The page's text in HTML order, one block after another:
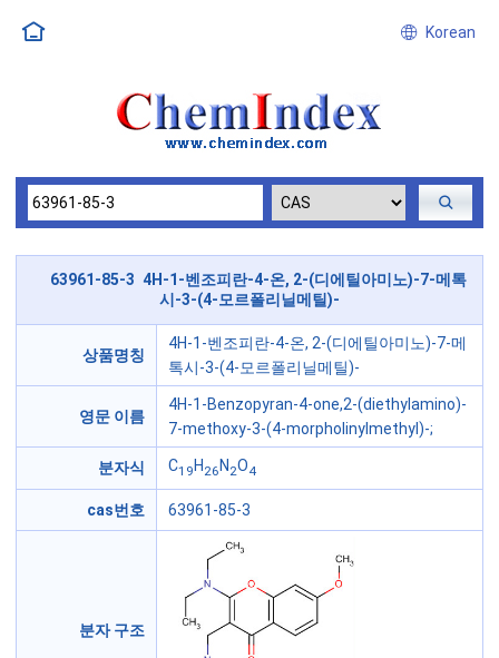
Korean
63961-85-3 4H-1-벤조피란-4-온, 2-(디에틸아미노)-7-메톡
시-3-(4-모르폴리닐메틸)-
상품명칭
4H-1-벤조피란-4-온, 2-(디에틸아미노)-7-메
톡시-3-(4-모르폴리닐메틸)-
영문 이름
4H-1-Benzopyran-4-one,2-(diethylamino)-
7-methoxy-3-(4-morpholinylmethyl)-;
분자식 C19 H 26 N 2O4
cas번호 63961-85-3
분자 구조